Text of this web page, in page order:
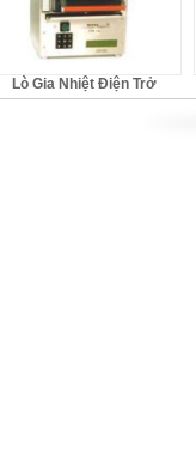
Lò Gia Nhiệt Điện Trở